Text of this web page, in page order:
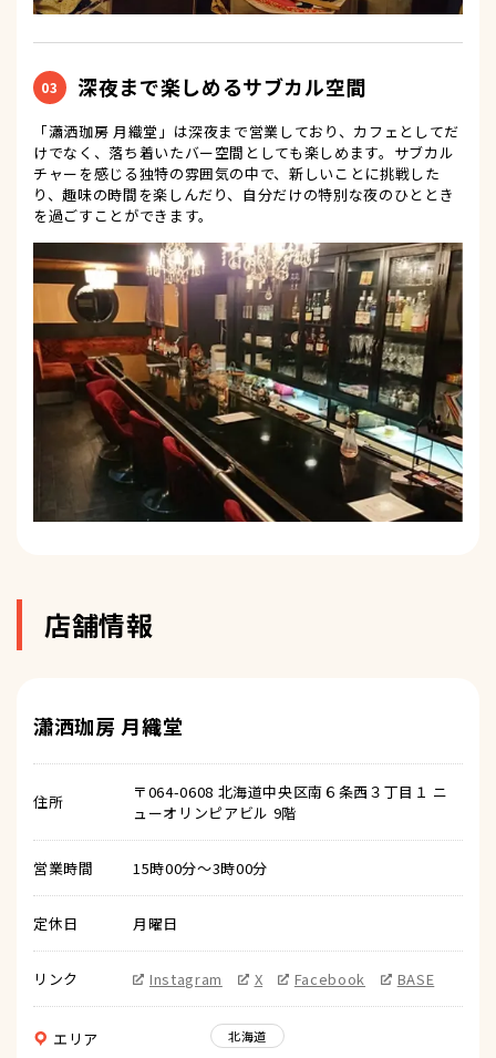
03 深夜まで楽しめるサブカル空間
「瀟洒珈房 月織堂」は深夜まで営業しており、カフェとしてだ
けでなく、落ち着いたバー空間としても楽しめます。サブカル
チャーを感じる独特の雰囲気の中で、新しいことに挑戦した
り、趣味の時間を楽しんだり、自分だけの特別な夜のひととき
を過ごすことができます。
店舗情報
瀟洒珈房 月織堂
住所
〒064-0608 北海道中央区南６条西３丁目１ ニ
ューオリンピアビル 9階
営業時間 15時00分～3時00分
定休日 月曜日
リンク Instagram X Facebook BASE
エリア 北海道